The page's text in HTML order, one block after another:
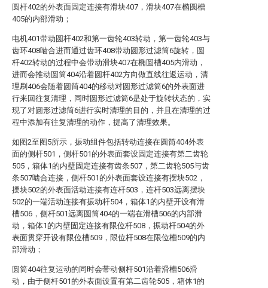
圆杆402的外表面固定连接有滑块407，滑块407在椭圆槽
405的内部滑动；
电机401带动圆杆402和第一齿轮403转动，第一齿轮403与
齿环408啮合进而通过齿环408带动圆形过滤筒6旋转，圆
杆402转动的过程中会带动滑块407在椭圆槽405内滑动，
进而会推动圆筒404沿着圆杆402方向做直线往返运动，清
理刷406会随着圆筒404的移动对圆形过滤筒6的外表面进
行来回往复清理，同时圆形过滤筒6是处于旋转状态的，实
现了对圆形过滤筒6进行实时清理的目的，并且在清理的过
程中添加有往复清理的动作，提高了清理效果。
如图2至图5所示，振动组件包括转动连接在圆筒404外表
面的侧杆501，侧杆501的外表面套设固定连接有第二齿轮
505，箱体1的内壁固定连接有齿条507，第二齿轮505与齿
条507啮合连接，侧杆501的外表面套设连接有摆块502，
摆块502的外表面活动连接有连杆503，连杆503远离摆块
502的一端活动连接有振动杆504，箱体1的内壁开设有滑
槽506，侧杆501远离圆筒404的一端在滑槽506的内部滑
动，箱体1的内壁固定连接有限位杆508，振动杆504的外
表面贯穿开设有限位槽509，限位杆508在限位槽509的内
部滑动；
圆筒404往复运动的同时会带动侧杆501沿着滑槽506滑
动，由于侧杆501的外表面设置有第二齿轮505，箱体1的